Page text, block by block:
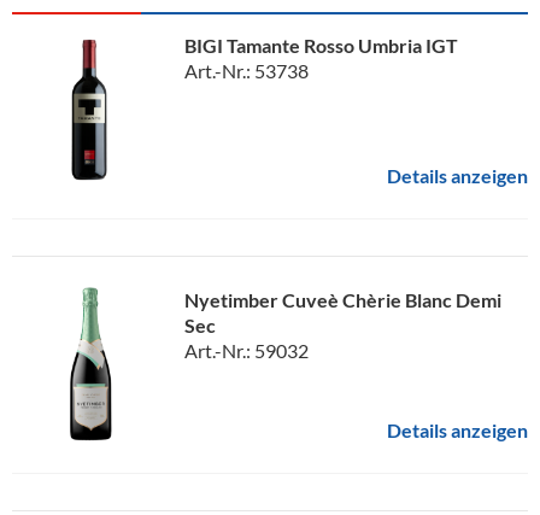
BIGI Tamante Rosso Umbria IGT
Art.-Nr.: 53738
Details anzeigen
Nyetimber Cuveè Chèrie Blanc Demi
Sec
Art.-Nr.: 59032
Details anzeigen